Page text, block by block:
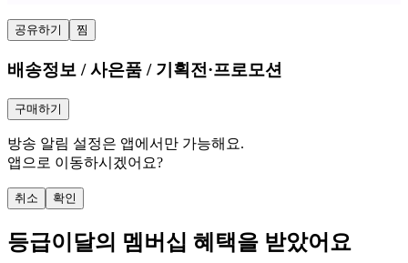
공유하기 찜
배송정보 / 사은품 / 기획전·프로모션
구매하기
방송 알림 설정은 앱에서만 가능해요.
앱으로 이동하시겠어요?
취소 확인
등급이달의 멤버십 혜택을 받았어요